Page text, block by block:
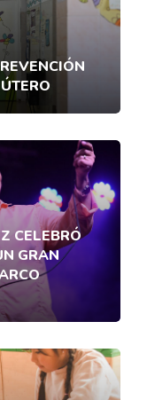
CELEBRÓ
GRAN